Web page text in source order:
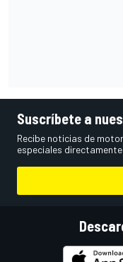
Suscríbete a
Recibe noticias de
especiales